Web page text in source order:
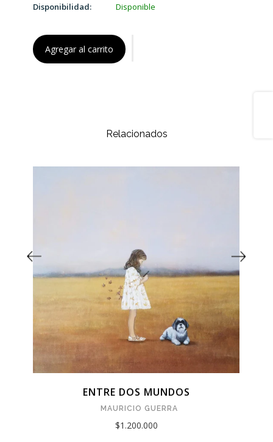
Disponibilidad: Disponible
Agregar al carrito
Relacionados
ENTRE DOS MUNDOS
MAURICIO GUERRA
$1.200.000